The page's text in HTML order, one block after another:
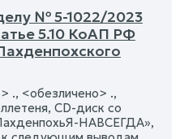
№ 5-1022/2023
5.10 КоАП РФ
., <обезличено> .,
CD-диск со
НАВСЕГДА»,